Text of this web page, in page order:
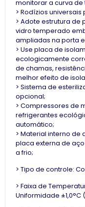
monitorar a curva
> Rodízios
> Adote estrutura
vidro temperado
ampliadas na porta
> Use placa de
ecologicamente
de chamas,
melhor efeito de
> Sistema de
opcional;
> Compressores de
refrigerantes
automático;
> Material interno de
placa externa de
a frio;
> Tipo de controle:
> Faixa de
Uniformidade ±1,0°C